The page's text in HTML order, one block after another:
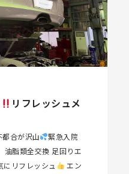
リフレッシュメ
都合が沢山
緊急入院
脂類全交換 足回りエ
リフレッシュ
エン